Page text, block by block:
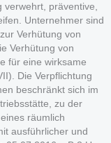
präventive,
Unternehmer sind
Verhütung von
Verhütung von
für eine wirksame
Die Verpflichtung
beschränkt sich im
zu der
räumlich
ausführlicher und